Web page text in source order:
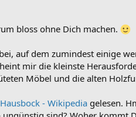
bloss ohne Dich machen.
auf dem zumindest einige
mir die kleinste
Möbel und die alten
Hausbock - Wikipedia gelesen.